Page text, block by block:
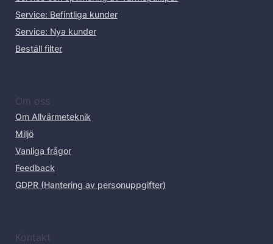
Service: Befintliga kunder
Service: Nya kunder
Beställ filter
Om oss
Om Allvärmeteknik
Miljö
Vanliga frågor
Feedback
GDPR (Hantering av personuppgifter)
Kontakt